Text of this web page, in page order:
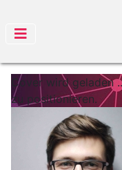
Cover wird geladen
zu positionieren.